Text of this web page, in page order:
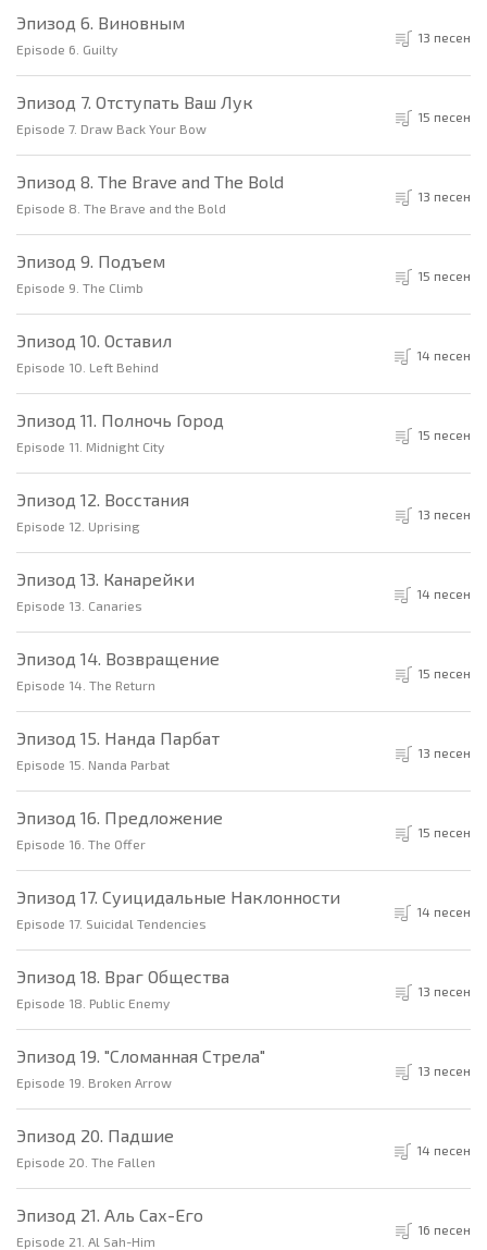
Эпизод 6. Виновным
Episode 6. Guilty
13 песен
Эпизод 7. Отступать Ваш Лук
Episode 7. Draw Back Your Bow
15 песен
Эпизод 8. The Brave and The Bold
Episode 8. The Brave and the Bold
13 песен
Эпизод 9. Подъем
Episode 9. The Climb
15 песен
Эпизод 10. Оставил
Episode 10. Left Behind
14 песен
Эпизод 11. Полночь Город
Episode 11. Midnight City
15 песен
Эпизод 12. Восстания
Episode 12. Uprising
13 песен
Эпизод 13. Канарейки
Episode 13. Canaries
14 песен
Эпизод 14. Возвращение
Episode 14. The Return
15 песен
Эпизод 15. Нанда Парбат
Episode 15. Nanda Parbat
13 песен
Эпизод 16. Предложение
Episode 16. The Offer
15 песен
Эпизод 17. Суицидальные Наклонности
Episode 17. Suicidal Tendencies
14 песен
Эпизод 18. Враг Общества
Episode 18. Public Enemy
13 песен
Эпизод 19. "Сломанная Стрела"
Episode 19. Broken Arrow
13 песен
Эпизод 20. Падшие
Episode 20. The Fallen
14 песен
Эпизод 21. Аль Сах-Его
Episode 21. Al Sah-Him
16 песен